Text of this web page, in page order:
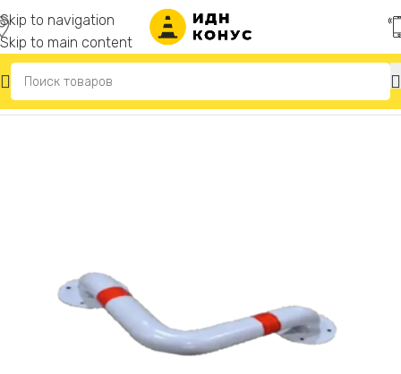
Skip to navigation
Skip to main content
Главная Колесоотбойники